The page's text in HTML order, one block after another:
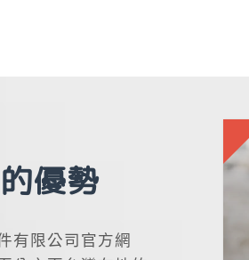
優勢
有限公司官方網